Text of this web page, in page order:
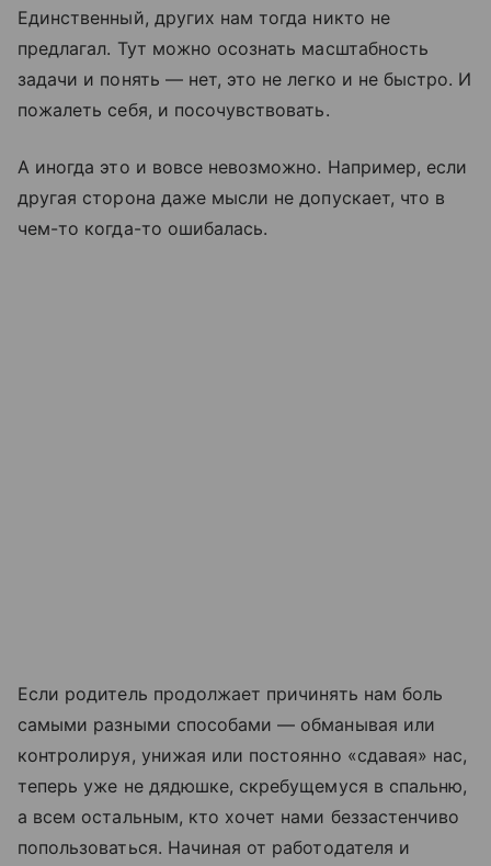
Единственный, других нам тогда никто не
предлагал. Тут можно осознать масштабность
задачи и понять — нет, это не легко и не быстро. И
пожалеть себя, и посочувствовать.
А иногда это и вовсе невозможно. Например, если
другая сторона даже мысли не допускает, что в
чем-то когда-то ошибалась.
Если родитель продолжает причинять нам боль
самыми разными способами — обманывая или
контролируя, унижая или постоянно «сдавая» нас,
теперь уже не дядюшке, скребущемуся в спальню,
а всем остальным, кто хочет нами беззастенчиво
попользоваться. Начиная от работодателя и